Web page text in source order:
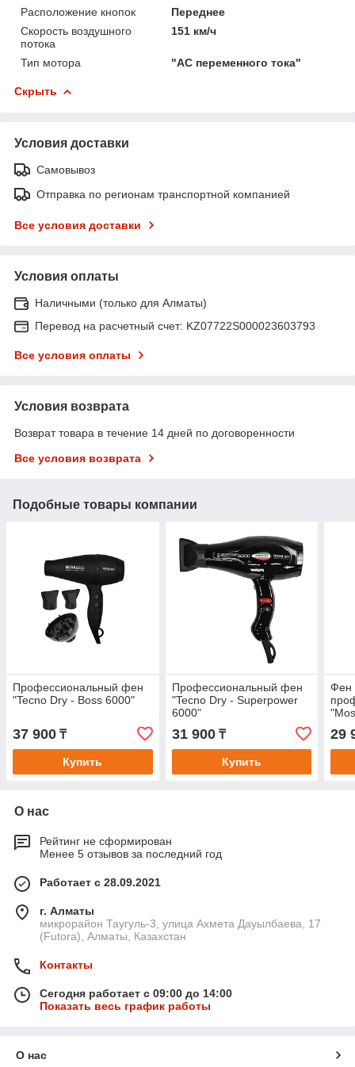
Расположение кнопок
Переднее
Скорость воздушного
потока
151 км/ч
Тип мотора "AC переменного тока"
Скрыть
Условия доставки
Самовывоз
Отправка по регионам транспортной компанией
Все условия доставки
Условия оплаты
Наличными (только для Алматы)
Перевод на расчетный счет: KZ07722S000023603793
Все условия оплаты
Условия возврата
Возврат товара в течение 14 дней по договоренности
Все условия возврата
Подобные товары компании
Профессиональный фен
"Tecno Dry - Boss 6000"
37 900 ₸
Купить
Профессиональный фен
"Tecno Dry - Superpower
6000"
31 900₸
Купить
Фен
29
О нас
Рейтинг не сформирован
Менее 5 отзывов за последний год
Работает с 28.09.2021
г. Алматы
микрорайон Таугуль-3, улица Ахмета Дауылбаева, 17
(Futora), Алматы, Казахстан
Контакты
Сегодня работает с 09:00 до 14:00
Показать весь график работы
О нас